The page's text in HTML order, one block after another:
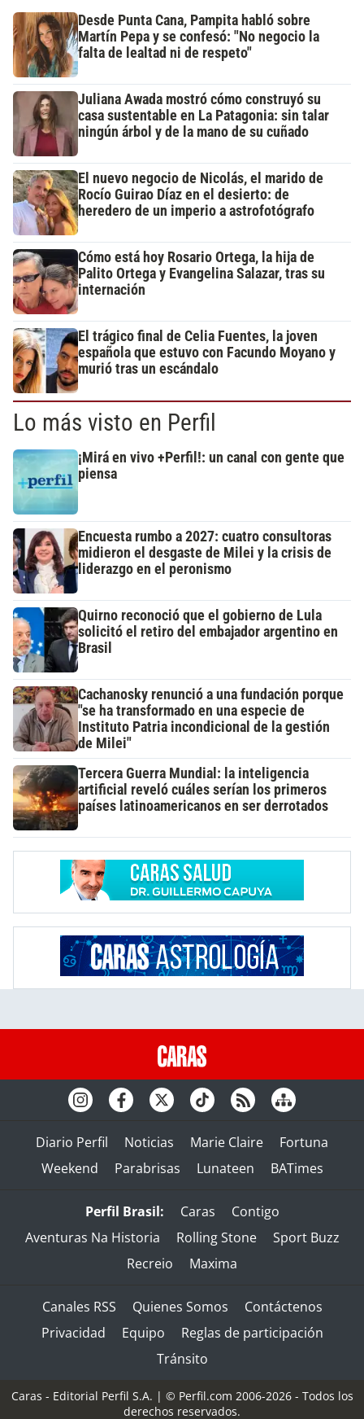
Desde Punta Cana, Pampita habló sobre
Martín Pepa y se confesó: "No negocio la
falta de lealtad ni de respeto"
Juliana Awada mostró cómo construyó su
casa sustentable en La Patagonia: sin talar
ningún árbol y de la mano de su cuñado
El nuevo negocio de Nicolás, el marido de
Rocío Guirao Díaz en el desierto: de
heredero de un imperio a astrofotógrafo
Cómo está hoy Rosario Ortega, la hija de
Palito Ortega y Evangelina Salazar, tras su
internación
El trágico final de Celia Fuentes, la joven
española que estuvo con Facundo Moyano y
murió tras un escándalo
Lo más visto en Perfil
¡Mirá en vivo +Perfil!: un canal con gente que
piensa
Encuesta rumbo a 2027: cuatro consultoras
midieron el desgaste de Milei y la crisis de
liderazgo en el peronismo
Quirno reconoció que el gobierno de Lula
solicitó el retiro del embajador argentino en
Brasil
Cachanosky renunció a una fundación porque
"se ha transformado en una especie de
Instituto Patria incondicional de la gestión
de Milei"
Tercera Guerra Mundial: la inteligencia
artificial reveló cuáles serían los primeros
países latinoamericanos en ser derrotados
Diario Perfil Noticias Marie Claire
Fortuna
Weekend
Parabrisas Lunateen BATimes
Perfil Brasil: Caras
Contigo
Aventuras Na Historia
Rolling Stone
Sport Buzz
Recreio
Maxima
Canales RSS Quienes Somos
Contáctenos
Privacidad
Equipo
Reglas de participación
Tránsito
Caras - Editorial Perfil S.A. | © Perfil.com 2006-2026 - Todos los
derechos reservados.